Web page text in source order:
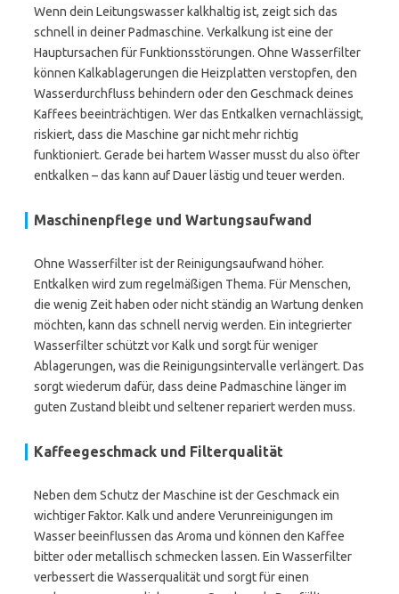
Wenn dein Leitungswasser kalkhaltig ist, zeigt sich das
schnell in deiner Padmaschine. Verkalkung ist eine der
Hauptursachen für Funktionsstörungen. Ohne Wasserfilter
können Kalkablagerungen die Heizplatten verstopfen, den
Wasserdurchfluss behindern oder den Geschmack deines
Kaffees beeinträchtigen. Wer das Entkalken vernachlässigt,
riskiert, dass die Maschine gar nicht mehr richtig
funktioniert. Gerade bei hartem Wasser musst du also öfter
entkalken – das kann auf Dauer lästig und teuer werden.
Maschinenpflege und Wartungsaufwand
Ohne Wasserfilter ist der Reinigungsaufwand höher.
Entkalken wird zum regelmäßigen Thema. Für Menschen,
die wenig Zeit haben oder nicht ständig an Wartung denken
möchten, kann das schnell nervig werden. Ein integrierter
Wasserfilter schützt vor Kalk und sorgt für weniger
Ablagerungen, was die Reinigungsintervalle verlängert. Das
sorgt wiederum dafür, dass deine Padmaschine länger im
guten Zustand bleibt und seltener repariert werden muss.
Kaffeegeschmack und Filterqualität
Neben dem Schutz der Maschine ist der Geschmack ein
wichtiger Faktor. Kalk und andere Verunreinigungen im
Wasser beeinflussen das Aroma und können den Kaffee
bitter oder metallisch schmecken lassen. Ein Wasserfilter
verbessert die Wasserqualität und sorgt für einen